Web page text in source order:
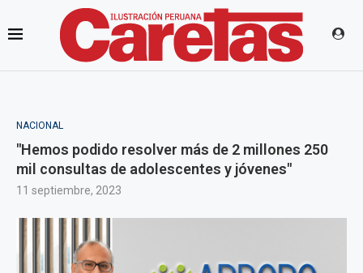
NACIONAL
"Hemos podido resolver más de 2 millones 250
mil consultas de adolescentes y jóvenes"
11 septiembre, 2023